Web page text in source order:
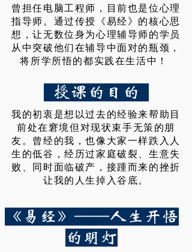
曾担任电脑工程师，目前也是位心理
指导师。通过传授《易经》的核心思
想，让无数位身为心理辅导师的学员
从中突破他们在辅导中面对的瓶颈，
将所学所悟的都实践在生活中！
授课的目的
我的初衷是想以过去的经验来帮助目
前处在窘境但对现状束手无策的朋
友。曾经的我，也像大家一样跌入人
生的低谷，经历过家庭破裂、生意失
败、同时面临破产，接踵而来的挫折
让我的人生掉入谷底。
《易经》——人生开悟
的明灯